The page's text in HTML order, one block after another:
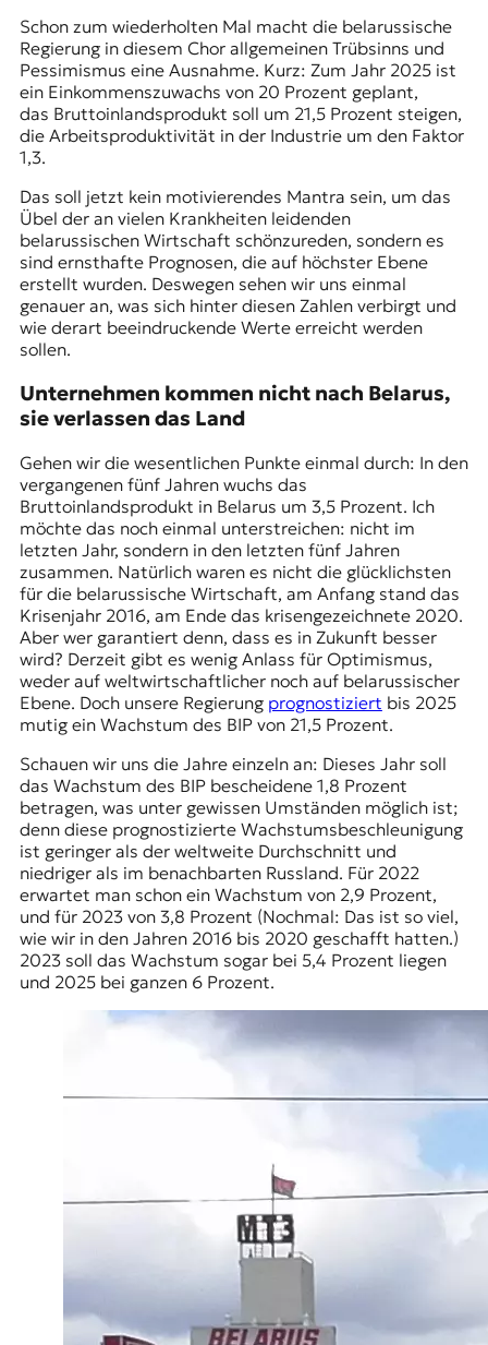
e
n
z
z
u
O
s
e
u
r
o
p
a
.
Schon zum wiederholten Mal macht die belarussische
Regierung in diesem Chor allgemeinen Trübsinns und
Pessimismus eine Ausnahme. Kurz: Zum Jahr 2025 ist
ein Einkommenszuwachs von 20 Prozent geplant,
das Bruttoinlandsprodukt soll um 21,5 Prozent steigen,
die Arbeitsproduktivität in der Industrie um den Faktor
1,3.
Das soll jetzt kein motivierendes Mantra sein, um das
Übel der an vielen Krankheiten leidenden
belarussischen Wirtschaft schönzureden, sondern es
sind ernsthafte Prognosen, die auf höchster Ebene
erstellt wurden. Deswegen sehen wir uns einmal
genauer an, was sich hinter diesen Zahlen verbirgt und
wie derart beeindruckende Werte erreicht werden
sollen.
Unternehmen kommen nicht nach Belarus,
sie verlassen das Land
Gehen wir die wesentlichen Punkte einmal durch: In den
vergangenen fünf Jahren wuchs das
Bruttoinlandsprodukt in Belarus um 3,5 Prozent. Ich
möchte das noch einmal unterstreichen: nicht im
letzten Jahr, sondern in den letzten fünf Jahren
zusammen. Natürlich waren es nicht die glücklichsten
für die belarussische Wirtschaft, am Anfang stand das
Krisenjahr 2016, am Ende das krisengezeichnete 2020.
Aber wer garantiert denn, dass es in Zukunft besser
wird? Derzeit gibt es wenig Anlass für Optimismus,
weder auf weltwirtschaftlicher noch auf belarussischer
Ebene. Doch unsere Regierung prognostiziert bis 2025
mutig ein Wachstum des BIP von 21,5 Prozent.
Schauen wir uns die Jahre einzeln an: Dieses Jahr soll
das Wachstum des BIP bescheidene 1,8 Prozent
betragen, was unter gewissen Umständen möglich ist;
denn diese prognostizierte Wachstumsbeschleunigung
ist geringer als der weltweite Durchschnitt und
niedriger als im benachbarten Russland. Für 2022
erwartet man schon ein Wachstum von 2,9 Prozent,
und für 2023 von 3,8 Prozent (Nochmal: Das ist so viel,
wie wir in den Jahren 2016 bis 2020 geschafft hatten.)
2023 soll das Wachstum sogar bei 5,4 Prozent liegen
und 2025 bei ganzen 6 Prozent.